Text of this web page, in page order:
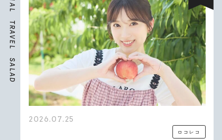
A
L
T
R
A
V
E
L
S
A
L
A
D
2026.07.25
ロコレコ